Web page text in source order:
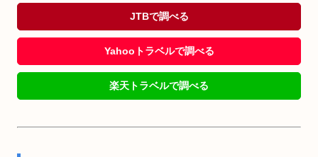
JTBで調べる
Yahooトラベルで調べる
楽天トラベルで調べる